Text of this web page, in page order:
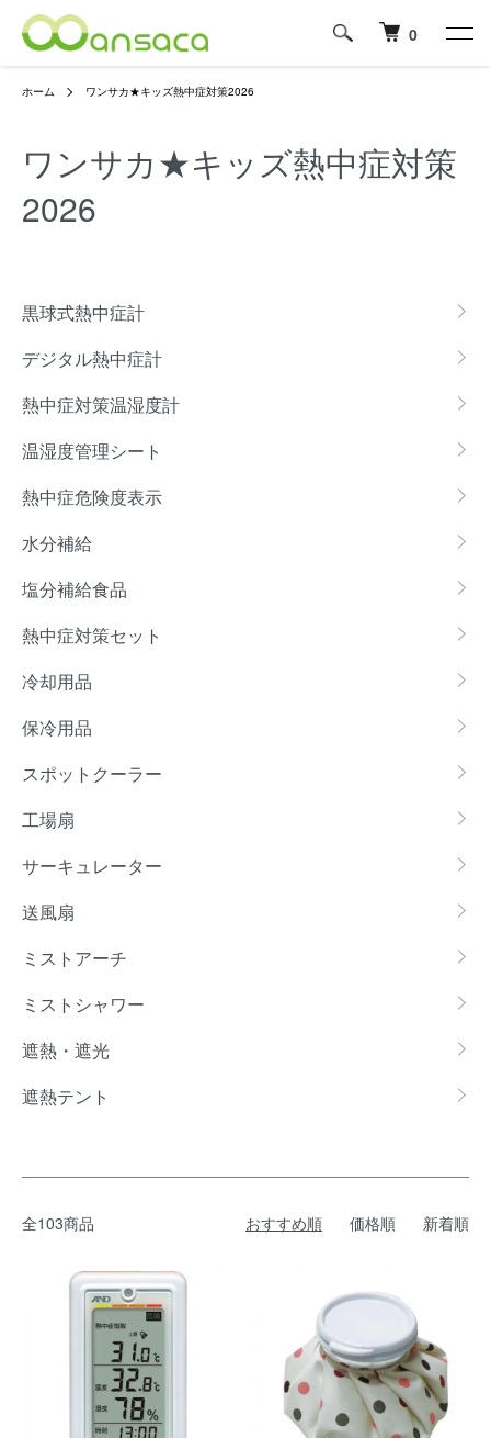
0
ホーム ワンサカ★キッズ熱中症対策2026
ワンサカ★キッズ熱中症対策
2026
黒球式熱中症計
デジタル熱中症計
熱中症対策温湿度計
温湿度管理シート
熱中症危険度表示
水分補給
塩分補給食品
熱中症対策セット
冷却用品
保冷用品
スポットクーラー
工場扇
サーキュレーター
送風扇
ミストアーチ
ミストシャワー
遮熱・遮光
遮熱テント
全103商品 おすすめ順 価格順 新着順